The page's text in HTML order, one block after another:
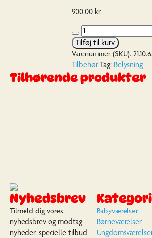
900,00 kr.
Select
loftlampe
antal
Tilføj til kurv
Varenummer (SKU):
Tilbehør Tag: Belysning
Tilhørende produkter
Nyhedsbrev
Tilmeld dig vores
nyhedsbrev og modtag
nyheder, specielle tilbud
Babyværelser
Børneværelser